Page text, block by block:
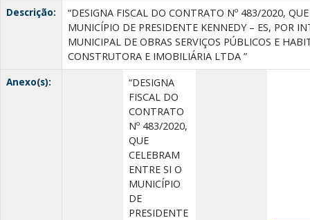
Descrição:
“DESIGNA FISCAL DO CONTRATO Nº 483/2020,
MUNICÍPIO DE PRESIDENTE KENNEDY – ES, POR
MUNICIPAL DE OBRAS SERVIÇOS PÚBLICOS E
CONSTRUTORA E IMOBILIÁRIA LTDA ”
Anexo(s):
“DESIGNA
FISCAL DO
CONTRATO
Nº 483/2020,
QUE
CELEBRAM
ENTRE SI O
MUNICÍPIO
DE
PRESIDENTE